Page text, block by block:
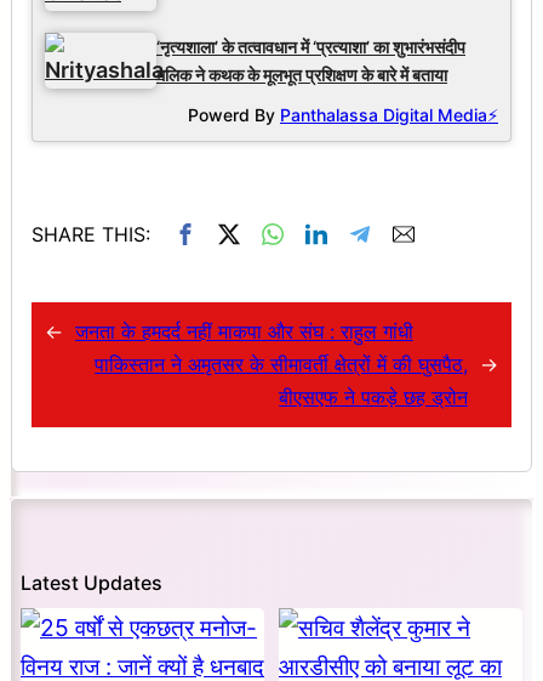
‘नृत्यशाला’ के तत्वावधान में ‘प्रत्याशा’ का शुभारंभसंदीप
मलिक ने कथक के मूलभूत प्रशिक्षण के बारे में बताया
Powerd By Panthalassa Digital Media⚡
SHARE THIS:
← जनता के हमदर्द नहीं माकपा और संघ : राहुल गांधी
पाकिस्तान ने अमृतसर के सीमावर्ती क्षेत्रों में की घुसपैठ,
बीएसएफ ने पकड़े छह ड्रोन
→
Latest Updates